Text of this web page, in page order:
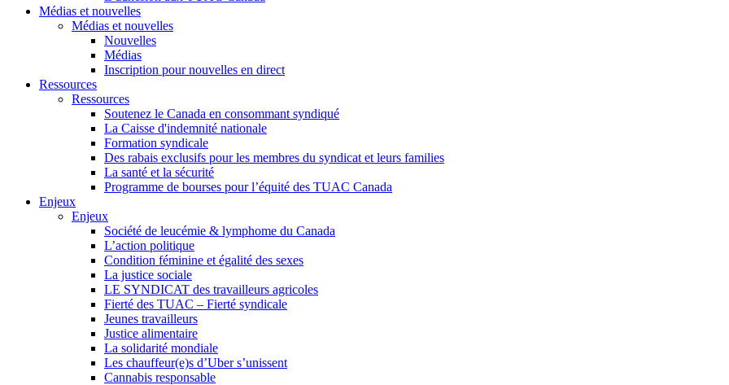
Médias et nouvelles
Médias et nouvelles
Nouvelles
Médias
Inscription pour nouvelles en direct
Ressources
Ressources
Soutenez le Canada en consommant syndiqué
La Caisse d'indemnité nationale
Formation syndicale
Des rabais exclusifs pour les membres du syndicat et leurs families
La santé et la sécurité
Programme de bourses pour l’équité des TUAC Canada
Enjeux
Enjeux
Société de leucémie & lymphome du Canada
L’action politique
Condition féminine et égalité des sexes
La justice sociale
LE SYNDICAT des travailleurs agricoles
Fierté des TUAC – Fierté syndicale
Jeunes travailleurs
Justice alimentaire
La solidarité mondiale
Les chauffeur(e)s d’Uber s’unissent
Cannabis responsable